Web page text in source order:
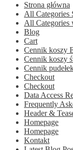
Strona główna
All Categories
All Categories
Blog
Cart
Cennik koszy
Cennik koszy
Cennik
Checkout
Checkout
Data Access
Frequently
Header &
Homepage
Homepage
Kontakt